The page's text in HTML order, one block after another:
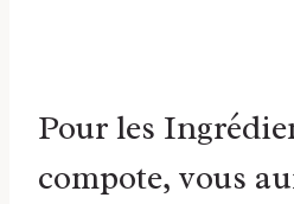
Pour les
compote, vous